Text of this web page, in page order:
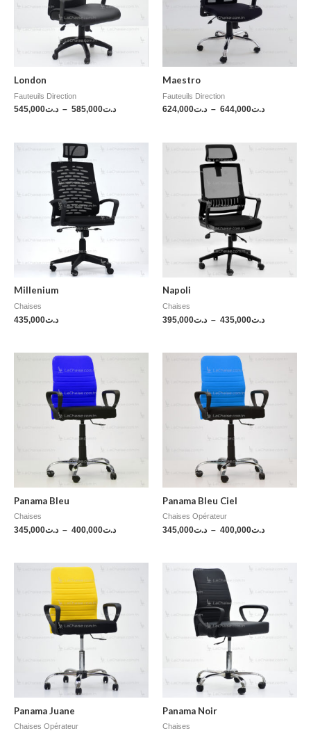
London
Fauteuils Direction
د.ت545,000 – د.ت585,000
Maestro
Fauteuils Direction
د.ت624,000 – د.ت644,000
Millenium
Chaises
د.ت435,000
Napoli
Chaises
د.ت395,000 – د.ت435,000
Panama Bleu
Chaises
د.ت345,000 – د.ت400,000
Panama Bleu Ciel
Chaises Opérateur
د.ت345,000 – د.ت400,000
Panama Juane
Chaises Opérateur
Panama Noir
Chaises